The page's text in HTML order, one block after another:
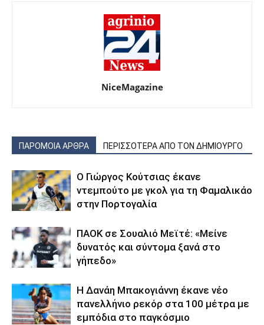
NiceMagazine
ΠΑΡΟΜΟΙΑ ΑΡΘΡΑ ΠΕΡΙΣΣΟΤΕΡΑ ΑΠΟ ΤΟΝ ΔΗΜΙΟΥΡΓΟ
Ο Γιώργος Κούτσιας έκανε
ντεμπούτο με γκολ για τη Φαμαλικάο
στην Πορτογαλία
ΠΑΟΚ σε Σουαλιό Μεϊτέ: «Μείνε
δυνατός και σύντομα ξανά στο
γήπεδο»
Η Δανάη Μπακογιάννη έκανε νέο
πανελλήνιο ρεκόρ στα 100 μέτρα με
εμπόδια στο παγκόσμιο